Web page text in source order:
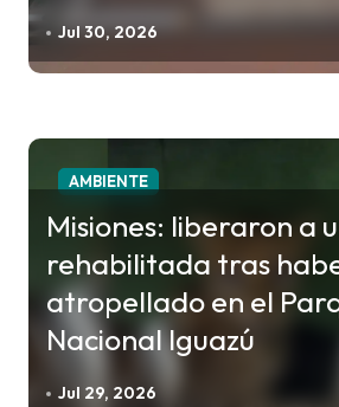
Jul 30, 2026
AMBIENTE
Misiones: liberaron a
rehabilitada tras
atropellado en el
Nacional Iguazú
Jul 29, 2026